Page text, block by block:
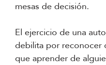
mesas de decisión.
El ejercicio de una
debilita por reconocer
que aprender de